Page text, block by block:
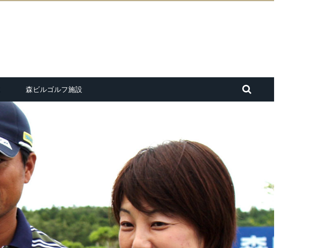
森ビルゴルフ施設